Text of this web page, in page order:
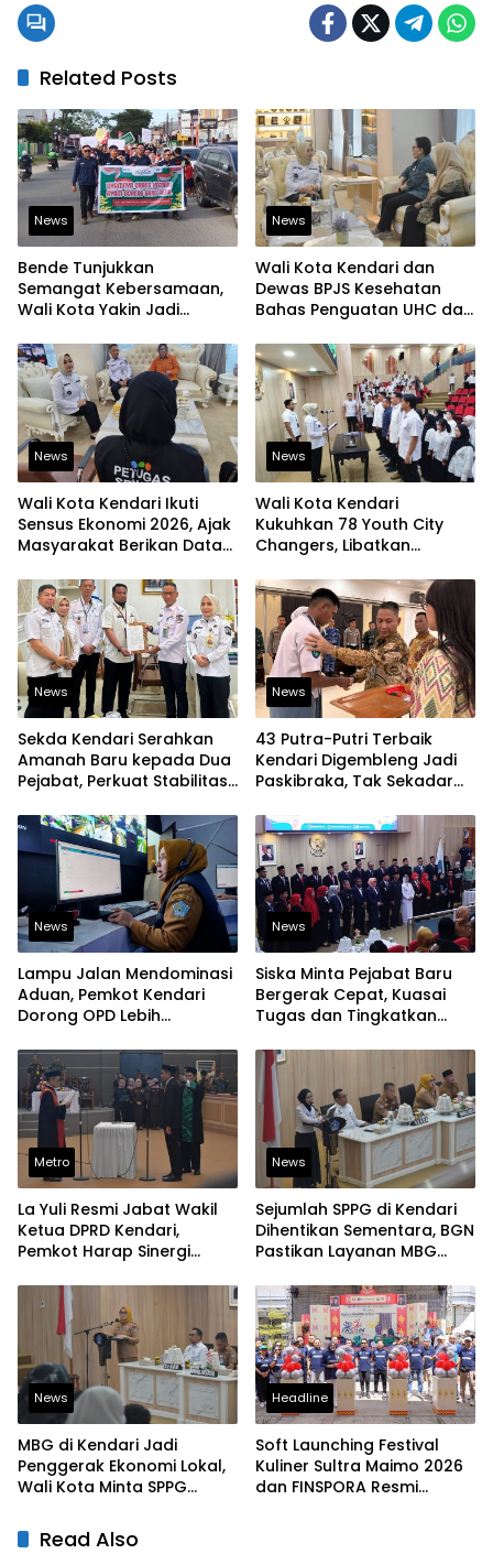
Related Posts
News
Bende Tunjukkan
Semangat Kebersamaan,
Wali Kota Yakin Jadi
Lain
News
Wali Kota Kendari dan
Dewas BPJS Kesehatan
Bahas Penguatan UHC dan
Kesehatan
News
Wali Kota Kendari Ikuti
Sensus Ekonomi 2026, Ajak
Masyarakat Berikan Data
News
Wali Kota Kendari
Kukuhkan 78 Youth City
Changers, Libatkan
Perubahan Kota
News
Sekda Kendari Serahkan
Amanah Baru kepada Dua
Pejabat, Perkuat Stabilitas
News
43 Putra-Putri Terbaik
Kendari Digembleng Jadi
Paskibraka, Tak Sekadar
News
Lampu Jalan Mendominasi
Aduan, Pemkot Kendari
Dorong OPD Lebih
Laporan Warga
News
Siska Minta Pejabat Baru
Bergerak Cepat, Kuasai
Tugas dan Tingkatkan
Metro
La Yuli Resmi Jabat Wakil
Ketua DPRD Kendari,
Pemkot Harap Sinergi
Solid
News
Sejumlah SPPG di Kendari
Dihentikan Sementara, BGN
Pastikan Layanan MBG
News
MBG di Kendari Jadi
Penggerak Ekonomi Lokal,
Wali Kota Minta SPPG
Headline
Soft Launching Festival
Kuliner Sultra Maimo 2026
dan FINSPORA Resmi
Read Also